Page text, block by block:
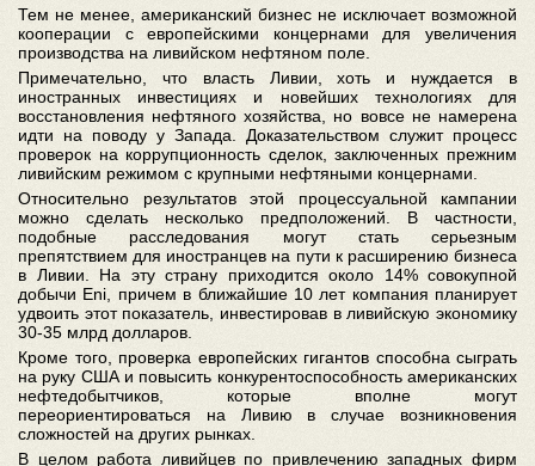
Тем не менее, американский бизнес не исключает возможной
кооперации с европейскими концернами для увеличения
производства на ливийском нефтяном поле.
Примечательно, что власть Ливии, хоть и нуждается в
иностранных инвестициях и новейших технологиях для
восстановления нефтяного хозяйства, но вовсе не намерена
идти на поводу у Запада. Доказательством служит процесс
проверок на коррупционность сделок, заключенных прежним
ливийским режимом с крупными нефтяными концернами.
Относительно результатов этой процессуальной кампании
можно сделать несколько предположений. В частности,
подобные расследования могут стать серьезным
препятствием для иностранцев на пути к расширению бизнеса
в Ливии. На эту страну приходится около 14% совокупной
добычи Eni, причем в ближайшие 10 лет компания планирует
удвоить этот показатель, инвестировав в ливийскую экономику
30-35 млрд долларов.
Кроме того, проверка европейских гигантов способна сыграть
на руку США и повысить конкурентоспособность американских
нефтедобытчиков, которые вполне могут
переориентироваться на Ливию в случае возникновения
сложностей на других рынках.
В целом работа ливийцев по привлечению западных фирм